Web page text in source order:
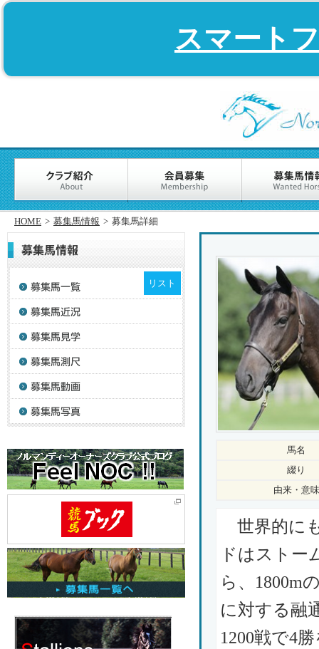
スマート
HOME > 募集馬情報 > 募集馬詳細
リスト
馬名
綴り
由来・意味
世界的に
ドはストー
ら、1800m
に対する融
1200戦で4